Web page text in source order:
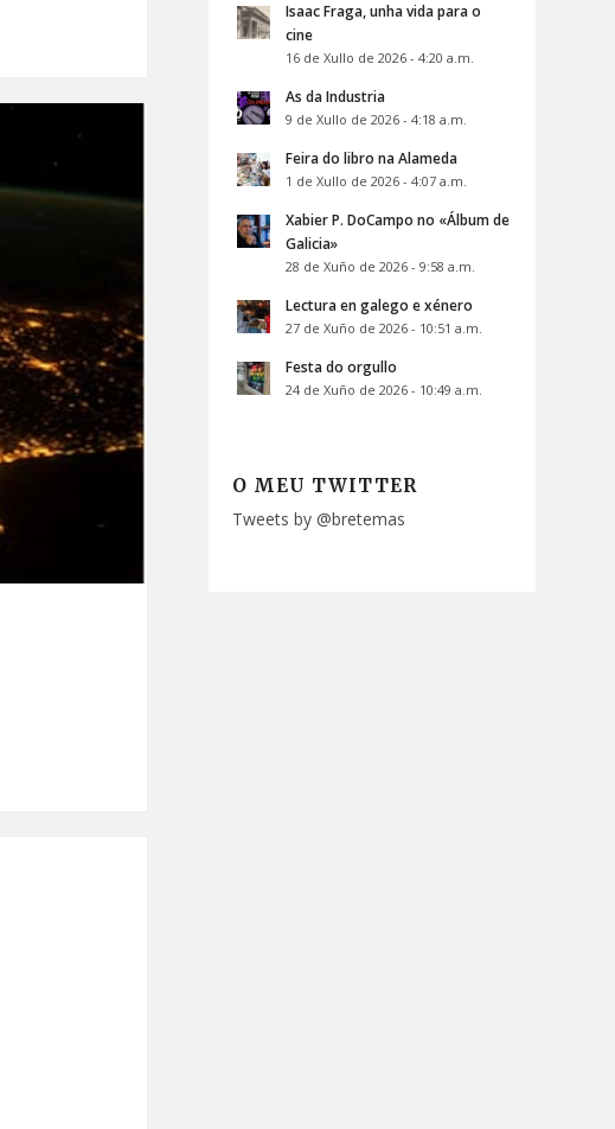
Isaac Fraga, unha vida para o
cine
16 de Xullo de 2026 - 4:20 a.m.
As da Industria
9 de Xullo de 2026 - 4:18 a.m.
Feira do libro na Alameda
1 de Xullo de 2026 - 4:07 a.m.
Xabier P. DoCampo no «Álbum de
Galicia»
28 de Xuño de 2026 - 9:58 a.m.
Lectura en galego e xénero
27 de Xuño de 2026 - 10:51 a.m.
Festa do orgullo
24 de Xuño de 2026 - 10:49 a.m.
O MEU TWITTER
Tweets by @bretemas